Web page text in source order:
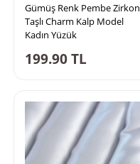
Gümüş Renk Pembe Zirkon
Taşlı Charm Kalp Model
Kadın Yüzük
199.90TL